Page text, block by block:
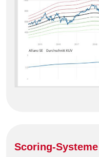
Scoring-Systeme